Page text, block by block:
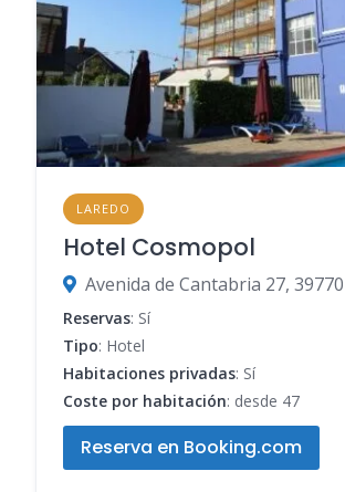
LAREDO
Hotel Cosmopol
Reservas: Sí
Tipo: Hotel
Habitaciones privadas: Sí
Coste por habitación: desde 47
Reserva en Booking.com